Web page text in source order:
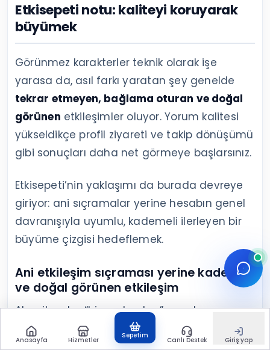
Etkisepeti notu: kaliteyi koruyarak
büyümek
Görünmez karakterler teknik olarak işe
yarasa da, asıl farkı yaratan şey genelde
tekrar etmeyen, bağlama oturan ve doğal
görünen etkileşimler oluyor. Yorum kalitesi
yükseldikçe profil ziyareti ve takip dönüşümü
gibi sonuçları daha net görmeye başlarsınız.
Etkisepeti’nin yaklaşımı da burada devreye
giriyor: ani sıçramalar yerine hesabın genel
davranışıyla uyumlu, kademeli ilerleyen bir
büyüme çizgisi hedeflemek.
Ani etkileşim sıçraması yerine kademeli
ve doğal görünen etkileşim
Algoritmalar “bir anda olan” sıra dışı
hareketleri bazen öne çıkarıyor gibi görünse
de, güvenlik ve kalite katmanları ani
Anasayfa Hizmetler
Sepetim
Canlı Destek Giriş yap